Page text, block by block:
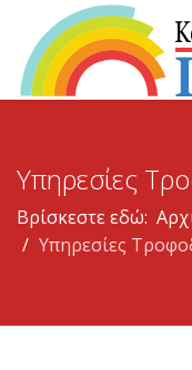
Υπηρεσίες
Βρίσκεστε εδώ:
Υπηρεσίες